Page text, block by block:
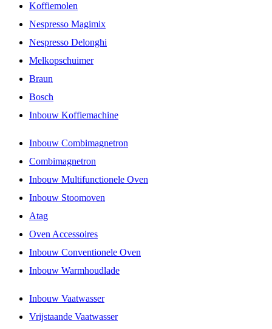
Koffiemolen
Nespresso Magimix
Nespresso Delonghi
Melkopschuimer
Braun
Bosch
Inbouw Koffiemachine
Inbouw Combimagnetron
Combimagnetron
Inbouw Multifunctionele Oven
Inbouw Stoomoven
Atag
Oven Accessoires
Inbouw Conventionele Oven
Inbouw Warmhoudlade
Inbouw Vaatwasser
Vrijstaande Vaatwasser